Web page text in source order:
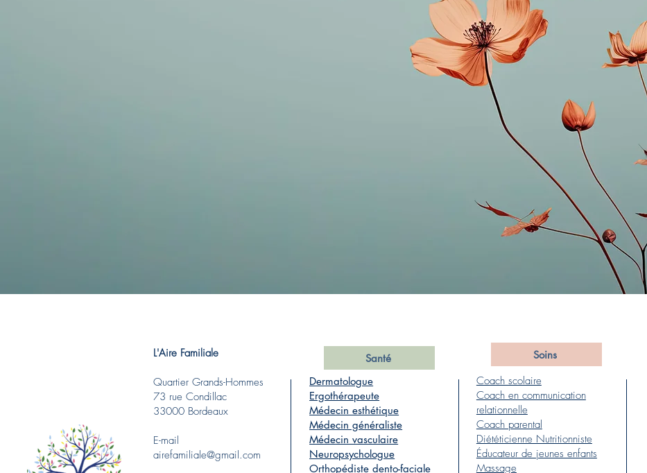
L'Aire Familiale
Quartier Grands-Hommes
73 rue Condillac
33000 Bordeaux
E-mail
airefamiliale@gmail.com
Santé
Dermatologue
Ergothérapeute
Médecin esthétique
Médecin généraliste
Médecin vasculaire
Neuropsychologue
Orthopédiste dento-faciale
Soins
Coach scolaire
Coach en communication
relationnelle
Coach parental
Diététicienne Nutritionniste
Éducateur de jeunes enfants
Massage